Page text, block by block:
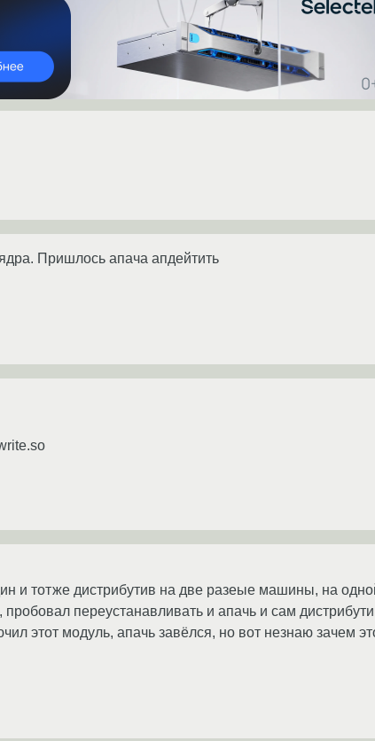
Пришлось апача апдейтить
и тотже дистрибутив на две разеые машины, на
переустанавливать и апачь и сам
этот модуль, апачь завёлся, но вот незнаю зачем